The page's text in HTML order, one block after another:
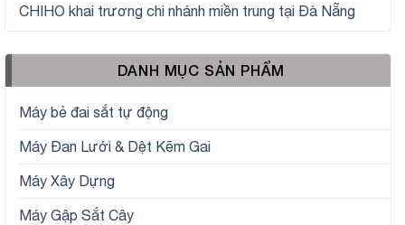
CHIHO khai trương chi nhánh miền trung tại Đà Nẵng
DANH MỤC SẢN PHẨM
Máy bẻ đai sắt tự động
Máy Đan Lưới & Dệt Kẽm Gai
Máy Xây Dựng
Máy Gập Sắt Cây